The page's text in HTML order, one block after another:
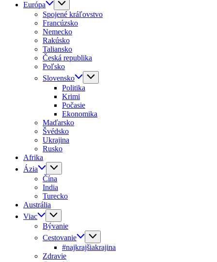
Európa
Spojené kráľovstvo
Francúzsko
Nemecko
Rakúsko
Taliansko
Česká republika
Poľsko
Slovensko
Politika
Krimi
Počasie
Ekonomika
Maďarsko
Švédsko
Ukrajina
Rusko
Afrika
Ázia
Čína
India
Turecko
Austrália
Viac
Bývanie
Cestovanie
#najkrajšiakrajina
Zdravie